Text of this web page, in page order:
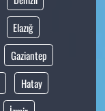
Elazığ
Gaziantep
Hatay